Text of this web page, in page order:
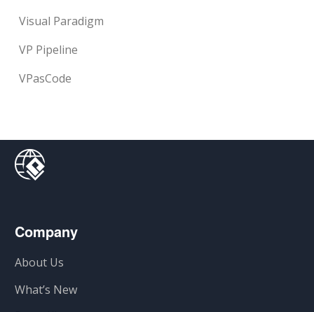
Visual Paradigm
VP Pipeline
VPasCode
Company
About Us
What’s New